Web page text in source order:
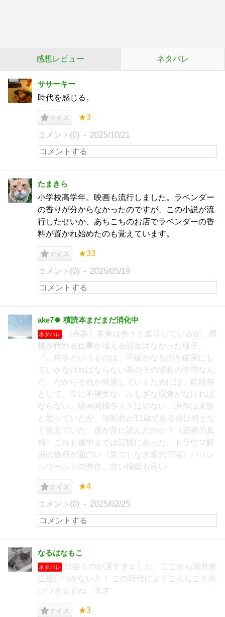
感想レビュー ネタバレ
ササーキー
時代を感じる。
ナイス ★3
コメント(0) 2025/10/21
たまきら
小学校高学年。映画も流行しました。ラベンダー
の香りが分からなかったのですが、この小説が流
行したせいか、あちこちのお店でラベンダーの香
料が置かれ始めたのも覚えています。
ナイス ★33
コメント(0) 2025/05/19
ake7🍀 積読本まだまだ消化中
ネタバレ
《表題》未来は色々と進歩しているが、機
械が代わる仕事が増える設定はなかった様子。
『…科学というものは、不確かなものを確実にし
ていかなければならない為のその過程の学問なん
だ。だからそれが発展していくためには、前段階
として、常に不確実な、ふしぎな現象がなければ
ならない』映画同様ラストは切ない。原作は未読
と思っていたが、深町君が11歳である事は何とな
く覚えていた、遥か昔に読んだのか？《悪夢の真
相》これも途中までは記憶にあった。トラウマ解
消の過程が面白い《果てしなき多元宇宙》パラレ
ルワールドの秀作。古い挿絵も良い
ナイス ★4
コメント(0) 2025/02/25
なるはなもこ
ネタバレ
出会うのが遅すぎました。ここから筒井先
生追いつかないと！ この時代によくこんなこと思
いつきますね。天才
ナイス ★3